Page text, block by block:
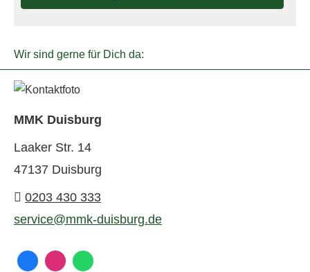
Wir sind gerne für Dich da:
MMK Duisburg
Laaker Str. 14
47137 Duisburg
0203 430 333
service@mmk-duisburg.de